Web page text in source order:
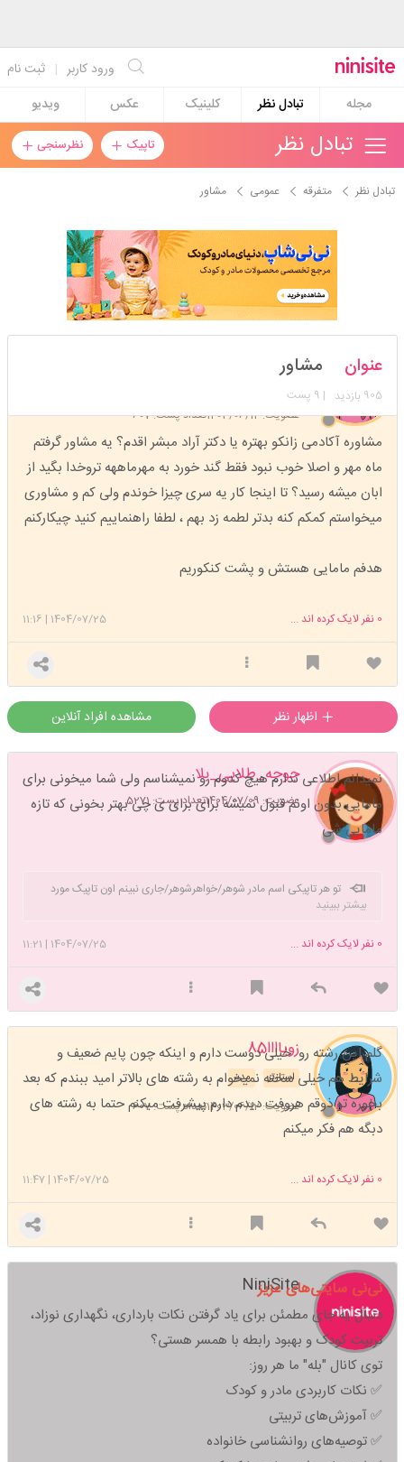
ثبت نام | ورود کاربر
مجله
تبادل نظر کلینیک عکس ویدیو
تاپیک نظرسنجی تبادل نظر
تبادل نظر متفرقه عمومی مشاور
زویاااا85
عضویت: 1403/06/12 تعداد پست: 607
عنوان مشاور
905 بازدید | 9 پست
مشاوره آکادمی زانکو بهتره یا دکتر آراد مبشر اقدم؟ یه مشاور گرفتم
ماه مهر و اصلا خوب نبود فقط گند خورد به مهرماههه تروخدا بگید از
ابان میشه رسید؟ تا اینجا کار یه سری چیزا خوندم ولی کم و مشاوری
میخواستم کمکم کنه بدتر لطمه زد بهم ، لطفا راهنماییم کنید چیکارکنم
هدفم مامایی هستش و پشت کنکوریم
1404/07/25
|
11:16 0 نفر لایک کرده اند ...
مشاهده افراد آنلاین
جوجه_طلایی_بلا
عضویت: 1404/07/09 تعداد پست: 5271
نمیدانم اطلاعی ندارم هیچ کدوم رو نمیشناسم ولی شما میخونی برای
مامایی بدون اونم قبول نمیشه برای برای ی چی بهتر بخونی که تازه
مامایی شی
تو هر تاپیکی اسم مادر شوهر/خواهرشوهر/جاری نبینم اون تاپیک مورد
تایید من قرار نمیگیره.lol lol lol
بیشتر ببینید
1404/07/25
|
11:21 0 نفر لایک کرده اند ...
زویاااا85
مدیر استارتر
عضویت: 1403/06/12 تعداد پست: 607
گلم این رشته رو خیلی دوست دارم و اینکه چون پایم ضعیف و
شرایط هم خیلی سخته نمیخوام به رشته های بالاتر امید ببندم که بعد
بخوره تو ذوقم هروفت دیدم دارم پیشرفت مبکنم حتما به رشته های
دبگه هم فکر میکنم
1404/07/25
|
11:47 0 نفر لایک کرده اند ...
NiniSite
نی‌نی سایتی‌های عزیز
دنبال یه جای مطمئن برای یاد گرفتن نکات بارداری، نگهداری نوزاد،
تربیت کودک و بهبود رابطه با همسر هستی؟
توی کانال "بله" ما هر روز:
✅ نکات کاربردی مادر و کودک
✅ آموزش‌های تربیتی
✅ توصیه‌های روانشناسی خانواده